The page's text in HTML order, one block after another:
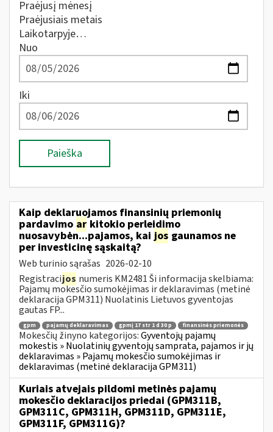
Praėjusį mėnesį
Praėjusiais metais
Laikotarpyje…
Nuo
Iki
Paieška
Kaip deklaruojamos finansinių priemonių
pardavimo ar kitokio perleidimo
nuosavybėn...pajamos, kai jos gaunamos ne
per investicinę sąskaitą?
Web turinio sąrašas 2026-02-10
Registracijos numeris KM2481 Ši informacija skelbiama:
Pajamų mokesčio sumokėjimas ir deklaravimas (metinė
deklaracija GPM311) Nuolatinis Lietuvos gyventojas
gautas FP...
gpm pajamų deklaravimas gpmį 17 str 1 d 30 p finansinės priemonės
Mokesčių žinyno kategorijos:Gyventojų pajamų
mokestis » Nuolatinių gyventojų samprata, pajamos ir jų
deklaravimas » Pajamų mokesčio sumokėjimas ir
deklaravimas (metinė deklaracija GPM311)
Kuriais atvejais pildomi metinės pajamų
mokesčio deklaracijos priedai (GPM311B,
GPM311C, GPM311H, GPM311D, GPM311E,
GPM311F, GPM311G)?